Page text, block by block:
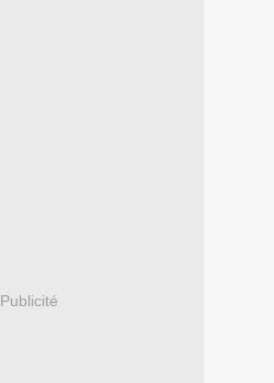
Publicité